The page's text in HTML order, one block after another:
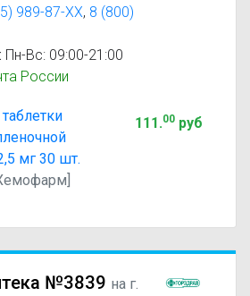
989-87-XX, 8 (800)
Пн-Вс: 09:00-21:00
России
мг 30 шт.
111.00руб
№3839 на г.